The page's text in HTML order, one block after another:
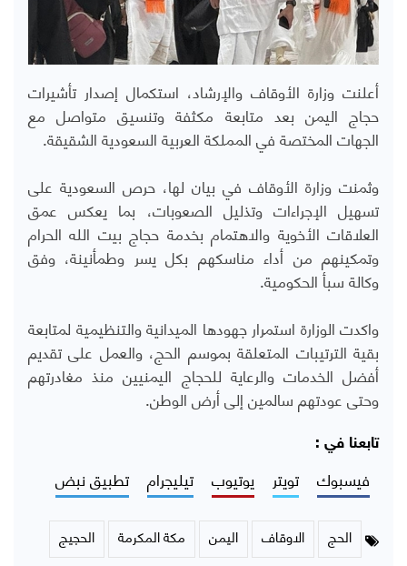
أعلنت وزارة الأوقاف والإرشاد، استكمال إصدار تأشيرات
حجاج اليمن بعد متابعة مكثفة وتنسيق متواصل مع
الجهات المختصة في المملكة العربية السعودية الشقيقة.
وثمنت وزارة الأوقاف في بيان لها، حرص السعودية على
تسهيل الإجراءات وتذليل الصعوبات، بما يعكس عمق
العلاقات الأخوية والاهتمام بخدمة حجاج بيت الله الحرام
وتمكينهم من أداء مناسكهم بكل يسر وطمأنينة، وفق
وكالة سبأ الحكومية.
واكدت الوزارة استمرار جهودها الميدانية والتنظيمية لمتابعة
بقية الترتيبات المتعلقة بموسم الحج، والعمل على تقديم
أفضل الخدمات والرعاية للحجاج اليمنيين منذ مغادرتهم
وحتى عودتهم سالمين إلى أرض الوطن.
تابعنا في :
فيسبوك تويتر يوتيوب تيليجرام تطبيق نبض
الحج الاوقاف اليمن مكة المكرمة الحجيج